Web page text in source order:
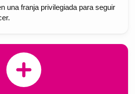
una franja privilegiada para seguir